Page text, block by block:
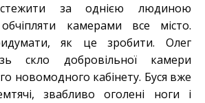
за однією людиною
камерами все місто.
як це зробити. Олег
скло добровільної камери
новомодного кабінету. Буся вже
звабливо оголені ноги і